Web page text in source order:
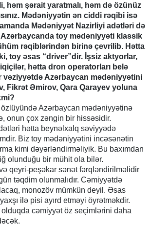
həm şərait yaratmalı, həm də özünüz
Mədəniyyətin ən ciddi rəqibi isə
Mədəniyyət Nazirliyi adətləri də
toy mədəniyyəti klassik
rəqiblərindən birinə çevrilib. Hətta
toy əsas “driver”dir. İşsiz aktyorlar,
hətta dron operatorları belə
vəziyyətdə Azərbaycan mədəniyyətini
Fikrət Əmirov, Qara Qarayev yoluna
Azərbaycan mədəniyyətinə
onun çox zəngin bir hissəsidir.
hətta beynəlxalq səviyyədə
Biz toy mədəniyyətini incəsənətin
kimi dəyərləndirməliyik. Bu baxımdan
olunduğu bir mühit ola bilər.
qeyri-peşəkar sənət fərqləndirilməlidir
təqdim olunmalıdır. Cəmiyyətdə
monozöv mümkün deyil. Əsas
ilə pisi ayırd etməyi öyrətməkdir.
cəmiyyət öz seçimlərini daha